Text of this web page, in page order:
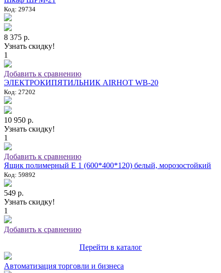
Код: 29734
8 375 р.
Узнать скидку!
1
Добавить к сравнению
ЭЛЕКТРОКИПЯТИЛЬНИК AIRHOT WB-20
Код: 27202
10 950 р.
Узнать скидку!
1
Добавить к сравнению
Ящик полимерный E 1 (600*400*120) белый, морозостойкий
Код: 59892
549 р.
Узнать скидку!
1
Добавить к сравнению
Перейти в каталог
Автоматизация торговли и бизнеса